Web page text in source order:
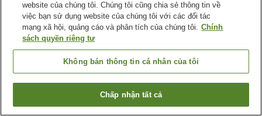
Tiện nghi chỗ nghỉ
Bãi đỗ xe
Xông hơi
Spa / Salon
Trang chủ Nhật Bản Tỉnh Hokkaido
Thị trấn Kamikawa
Hotel Taisetsu Onsen & Canyon Resort
Tìm phòng trống
website của chúng tôi. Chúng tôi cũng chia sẻ thông tin về
việc bạn sử dụng website của chúng tôi với các đối tác
mạng xã hội, quảng cáo và phân tích của chúng tôi. Chính
sách quyền riêng tư
Không bán thông tin cá nhân của tôi
Chấp nhận tất cả